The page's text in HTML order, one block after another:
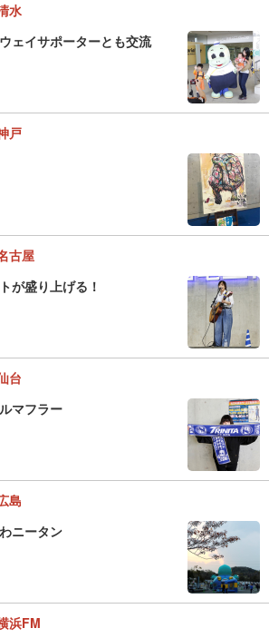
水
ェイサポーターとも交流
戸
古屋
が盛り上げる！
台
マフラー
島
ニータン
浜FM